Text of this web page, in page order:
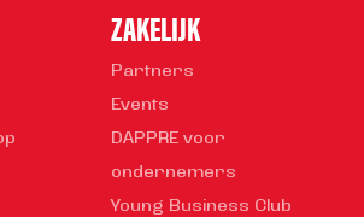
ZAKELIJK
Partners
Events
DAPPRE voor
ondernemers
Young Business Club